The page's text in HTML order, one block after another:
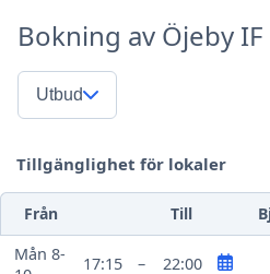
Bokning av Öjeby
Utbud
Tillgänglighet för lokaler
Från Till
Mån 8-
17:15 – 22:00